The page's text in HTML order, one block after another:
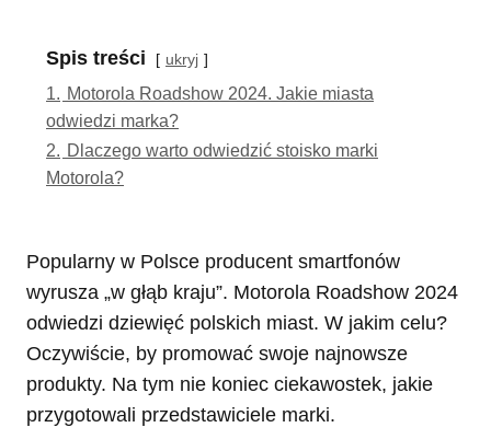
Spis treści ukryj
1.
Motorola Roadshow 2024. Jakie miasta
odwiedzi marka?
2.
Dlaczego warto odwiedzić stoisko marki
Motorola?
Popularny w Polsce producent smartfonów
wyrusza „w głąb kraju”. Motorola Roadshow 2024
odwiedzi dziewięć polskich miast. W jakim celu?
Oczywiście, by promować swoje najnowsze
produkty. Na tym nie koniec ciekawostek, jakie
przygotowali przedstawiciele marki.